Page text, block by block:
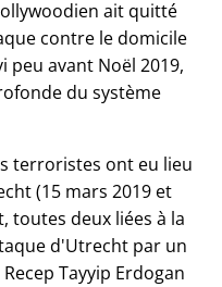
ait quitté
contre le domicile
avant Noël 2019,
du système
terroristes ont eu lieu
(15 mars 2019 et
toutes deux liées à la
d'Utrecht par un
Tayyip Erdogan